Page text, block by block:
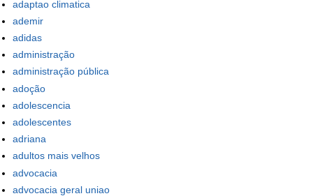
adaptao climatica
ademir
adidas
administração
administração pública
adoção
adolescencia
adolescentes
adriana
adultos mais velhos
advocacia
advocacia geral uniao